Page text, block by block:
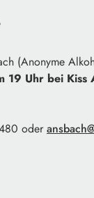
(Anonyme
Uhr bei Kiss
oder